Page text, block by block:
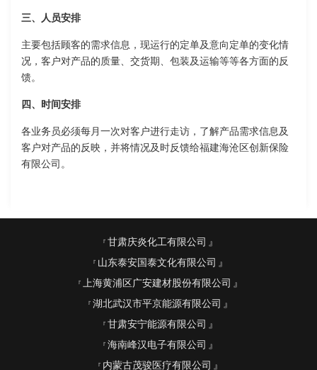
三、人员安排
主要包括顾客的需求信息，现运行的定单及意向定单的变化情
况，客户对产品的质量、交货期、包装及运输等等各方面的反
馈。
四、时间安排
各业务员必须每月一次对客户进行走访，了解产品需求信息及
客户对产品的反映，并将情况及时反馈给福建海沧区创新保险
有限公司。
甘肃庆炎化工有限公司
山东泰安国泰文化有限公司
上海黄浦区广安建材股份有限公司
湖北武汉市平京能源有限公司
甘肃安宁能源有限公司
海南峰汉电子有限公司
内蒙古茂骏医疗有限公司